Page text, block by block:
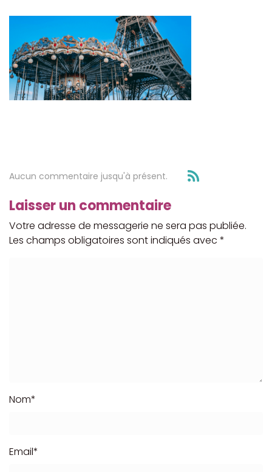
Aucun commentaire jusqu'à présent.
Laisser un commentaire
Votre adresse de messagerie ne sera pas publiée.
Les champs obligatoires sont indiqués avec *
Nom*
Email*